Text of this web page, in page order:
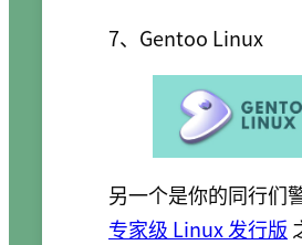
7、Gentoo Linux
另一个是你的同行们
专家级 Linux 发行版